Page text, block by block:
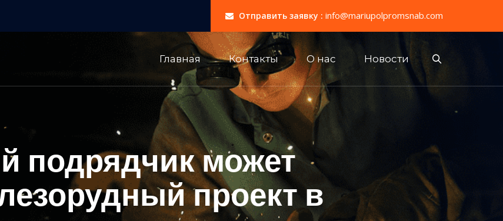
Отправить заявку : info@mariupolpromsnab.com
Главная Контакты О нас Новости
подрядчик может
проект в